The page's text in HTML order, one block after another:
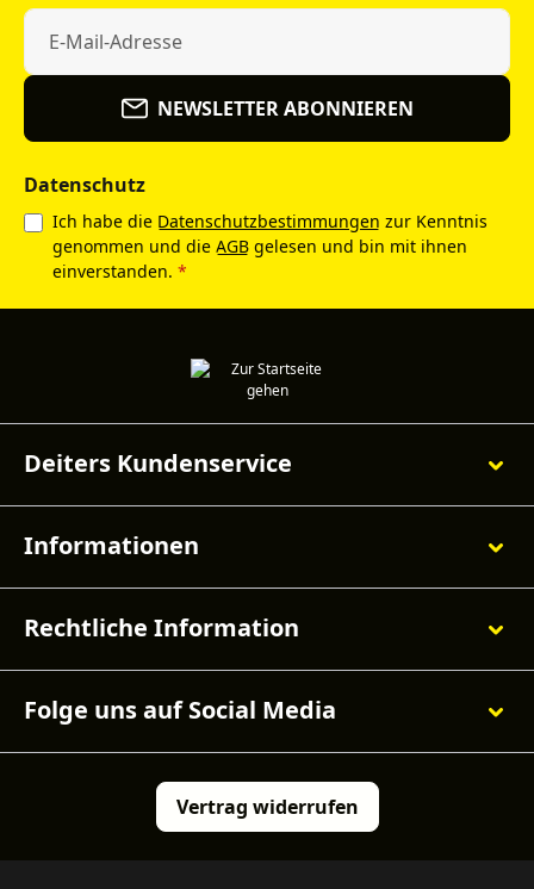
NEWSLETTER ABONNIEREN
Datenschutz
Ich habe die Datenschutzbestimmungen zur Kenntnis
genommen und die AGB gelesen und bin mit ihnen
einverstanden. *
Deiters Kundenservice
Informationen
Rechtliche Information
Folge uns auf Social Media
Vertrag widerrufen